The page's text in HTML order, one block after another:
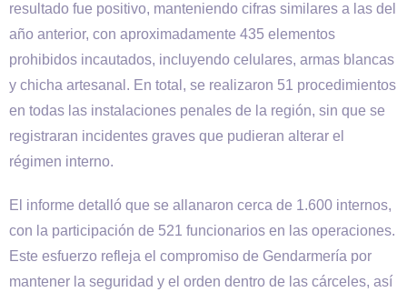
resultado fue positivo, manteniendo cifras similares a las del
año anterior, con aproximadamente 435 elementos
prohibidos incautados, incluyendo celulares, armas blancas
y chicha artesanal. En total, se realizaron 51 procedimientos
en todas las instalaciones penales de la región, sin que se
registraran incidentes graves que pudieran alterar el
régimen interno.
El informe detalló que se allanaron cerca de 1.600 internos,
con la participación de 521 funcionarios en las operaciones.
Este esfuerzo refleja el compromiso de Gendarmería por
mantener la seguridad y el orden dentro de las cárceles, así